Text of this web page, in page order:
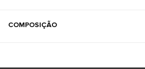
COMPOSIÇÃO